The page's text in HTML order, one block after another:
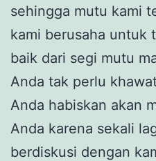
sehingga mutu kami
kami berusaha untuk
baik dari segi mutu
Anda tak perlu
Anda habiskan akan
Anda karena sekali
berdiskusi dengan